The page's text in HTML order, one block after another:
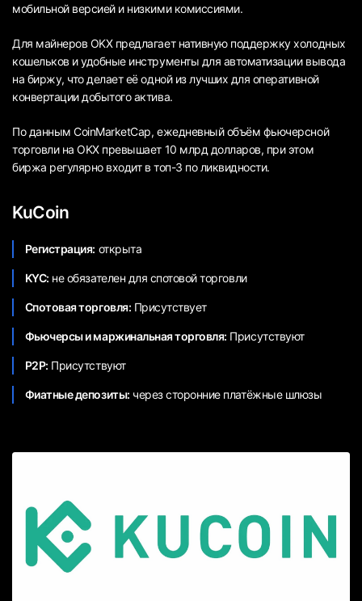
мобильной версией и низкими комиссиями.
Для майнеров OKX предлагает нативную поддержку холодных
кошельков и удобные инструменты для автоматизации вывода
на биржу, что делает её одной из лучших для оперативной
конвертации добытого актива.
По данным CoinMarketCap, ежедневный объём фьючерсной
торговли на OKX превышает 10 млрд долларов, при этом
биржа регулярно входит в топ-3 по ликвидности.
KuCoin
Регистрация: открыта
KYC: не обязателен для спотовой торговли
Спотовая торговля: Присутствует
Фьючерсы и маржинальная торговля: Присутствуют
P2P: Присутствуют
Фиатные депозиты: через сторонние платёжные шлюзы